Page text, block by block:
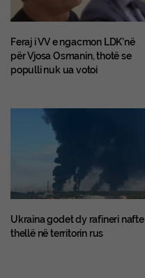
Feraj i VV e ngacmon LDK’në
për Vjosa Osmanin, thotë se
populli nuk ua votoi
Ukraina godet dy rafineri nafte
thellë në territorin rus